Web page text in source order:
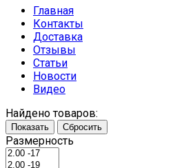
Главная
Контакты
Доставка
Отзывы
Статьи
Новости
Видео
Найдено товаров:
Показать Сбросить
Размерность